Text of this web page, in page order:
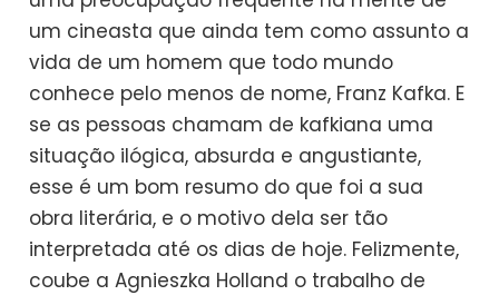
um cineasta que ainda tem como assunto a
vida de um homem que todo mundo
conhece pelo menos de nome, Franz Kafka. E
se as pessoas chamam de kafkiana uma
situação ilógica, absurda e angustiante,
esse é um bom resumo do que foi a sua
obra literária, e o motivo dela ser tão
interpretada até os dias de hoje. Felizmente,
coube a Agnieszka Holland o trabalho de